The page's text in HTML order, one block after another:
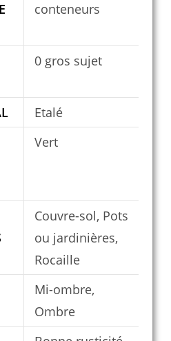
conteneurs
0 gros sujet
Etalé
Vert
Couvre-sol, Pots
ou jardinières,
Rocaille
Mi-ombre,
Ombre